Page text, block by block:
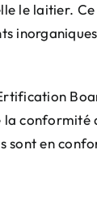
le laitier.
sont en